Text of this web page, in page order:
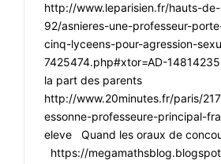
http://www.leparisien.fr/hauts-
92/asnieres-une-professeur-
cinq-lyceens-pour-agression-
7425474.php#xtor=AD-
la part des parents
http://www.20minutes.fr/paris/
essonne-professeure-principal-
eleve Quand les oraux de
https://